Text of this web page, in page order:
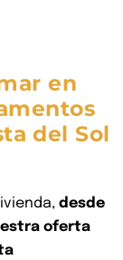
en
del Sol
desde
oferta